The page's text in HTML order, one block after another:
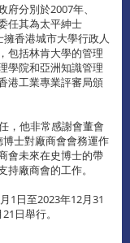
分別於2007年、
任其為太平紳士
擁香港城市大學行政人
包括林肯大學的管理
學院和亞洲知識管理
港工業專業評審局頒
，他非常感謝會董會
士對廠商會會務運作
會未來在史博士的帶
廠商會的工作。
1日至2023年12月31
日舉行。